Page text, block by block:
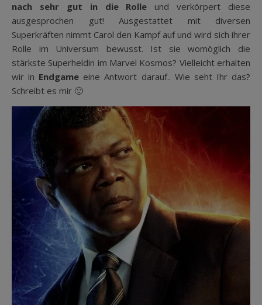
nach sehr gut in die Rolle und verkörpert diese
ausgesprochen gut! Ausgestattet mit diversen
Superkräften nimmt Carol den Kampf auf und wird sich ihrer
Rolle im Universum bewusst. Ist sie womöglich die
stärkste Superheldin im Marvel Kosmos? Vielleicht erhalten
wir in Endgame eine Antwort darauf.. Wie seht Ihr das?
Schreibt es mir 🙂